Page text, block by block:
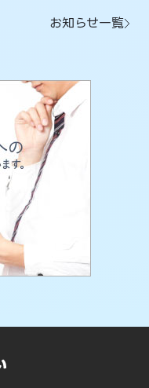
お知らせ一覧